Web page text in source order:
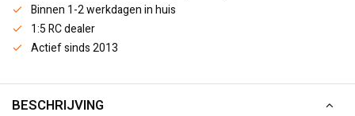
Binnen 1-2 werkdagen in huis
1:5 RC dealer
Actief sinds 2013
BESCHRIJVING